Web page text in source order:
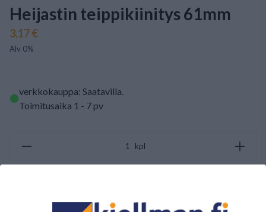
Heijastin teippikiinitys 61mm
3,17 €
Alv 0%
verkkokauppa: Saatavilla.
Toimitusaika 1 - 7 pv
kpl